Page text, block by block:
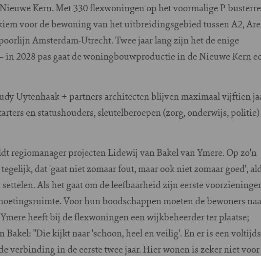
Kern. Met 330 flexwoningen op het voormalige P-
voor de bewoning van het uitbreidingsgebied tussen A2,
Amsterdam-Utrecht. Twee jaar lang zijn het de enige
2028 pas gaat de woningbouwproductie in de Nieuwe Kern
Uytenhaak + partners architecten blijven maximaal vijftien
en statushouders, sleutelberoepen (zorg, onderwijs,
regiomanager projecten Lidewij van Bakel van Ymere. Op zo'n
dat 'gaat niet zomaar fout, maar ook niet zomaar goed',
Als het gaat om de leefbaarheid zijn eerste
Voor hun boodschappen moeten de bewoners
heeft bij de flexwoningen een wijkbeheerder ter plaatse;
Bakel: "Die kijkt naar 'schoon, heel en veilig'. En er is een voltijds
verbinding in de eerste twee jaar. Hier wonen is zeker niet voor